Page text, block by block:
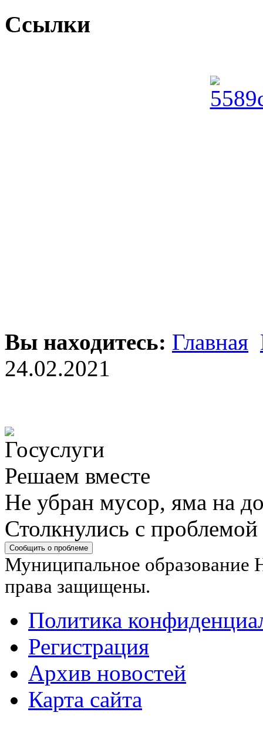
Ссылки
Вы находитесь: Главная
24.02.2021
Решаем вместе
Не убран мусор, яма на
Столкнулись с
Сообщить о проблеме
Муниципальное образование
права защищены.
Политика
Регистрация
Архив новостей
Карта сайта